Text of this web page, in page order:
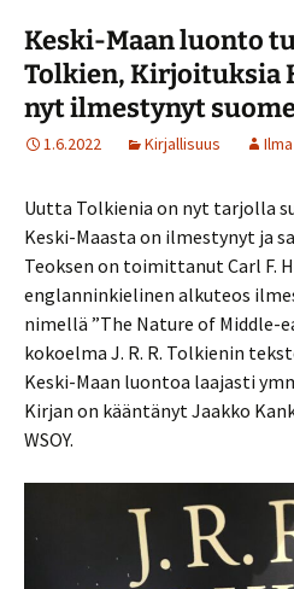
Keski-Maan luonto
Tolkien, Kirjoituksia
nyt ilmestynyt
1.6.2022 Kirjallisuus Ilma
Uutta Tolkienia on nyt tarjolla
Keski-Maasta on ilmestynyt ja
Teoksen on toimittanut Carl F.
englanninkielinen alkuteos
nimellä ”The Nature of Middle-
kokoelma J. R. R. Tolkienin
Keski-Maan luontoa laajasti
Kirjan on kääntänyt Jaakko
WSOY.